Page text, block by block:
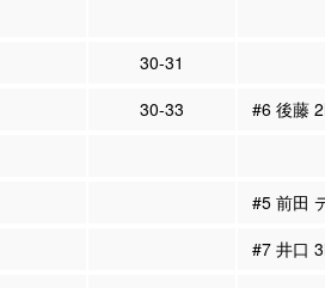
30-31
30-33
#6 後藤
#5 前田
#7 井口